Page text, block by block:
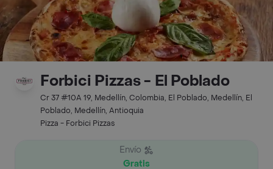
Forbici Pizzas - El Poblado
Cr 37 #10A 19, Medellín, Colombia, El Poblado, Medellín, El
Poblado, Medellín, Antioquia
Pizza - Forbici Pizzas
Envío
Gratis